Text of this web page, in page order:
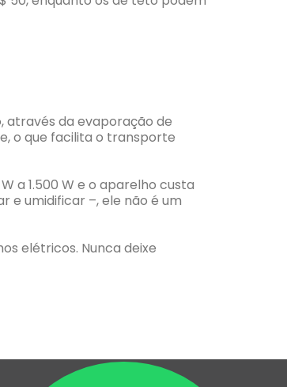
através da evaporação de
o que facilita o transporte
a 1.500 W e o aparelho custa
e umidificar –, ele não é um
elétricos. Nunca deixe